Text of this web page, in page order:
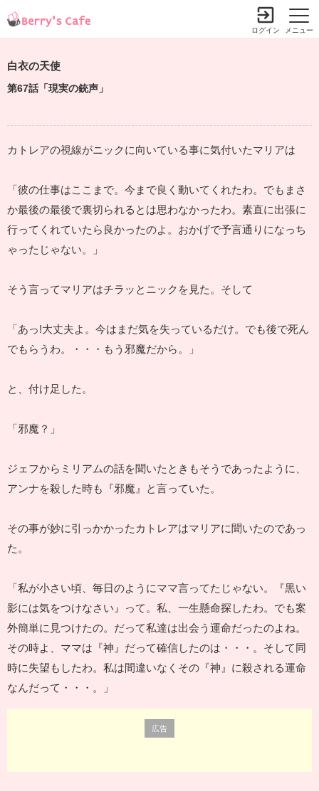
メニュー
ログイン
白衣の天使
第67話「現実の銃声」
カトレアの視線がニックに向いている事に気付いたマリアは
「彼の仕事はここまで。今まで良く動いてくれたわ。でもまさ
か最後の最後で裏切られるとは思わなかったわ。素直に出張に
行ってくれていたら良かったのよ。おかげで予言通りになっち
ゃったじゃない。」
そう言ってマリアはチラッとニックを見た。そして
「あっ!大丈夫よ。今はまだ気を失っているだけ。でも後で死ん
でもらうわ。・・・もう邪魔だから。」
と、付け足した。
「邪魔？」
ジェフからミリアムの話を聞いたときもそうであったように、
アンナを殺した時も『邪魔』と言っていた。
その事が妙に引っかかったカトレアはマリアに聞いたのであっ
た。
「私が小さい頃、毎日のようにママ言ってたじゃない。『黒い
影には気をつけなさい』って。私、一生懸命探したわ。でも案
外簡単に見つけたの。だって私達は出会う運命だったのよね。
その時よ、ママは『神』だって確信したのは・・・。そして同
時に失望もしたわ。私は間違いなくその『神』に殺される運命
なんだって・・・。」
広告